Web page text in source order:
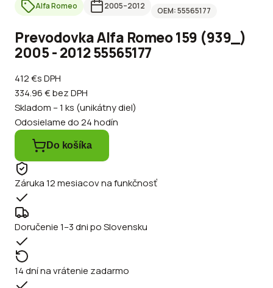
Alfa Romeo 2005–2012 OEM:55565177
Prevodovka Alfa Romeo 159 (939_)
2005 - 2012 55565177
412 €s DPH
334.96 €bez DPH
Skladom – 1 ks (unikátny diel)
Odosielame do 24 hodín
Do košíka
Záruka 12 mesiacov na funkčnosť
Doručenie 1–3 dni po Slovensku
14 dní na vrátenie zadarmo